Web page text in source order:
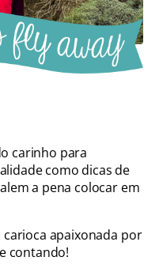
carinho para
como dicas de
a pena colocar em
apaixonada por
contando!